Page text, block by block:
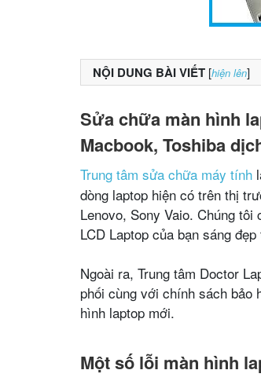
NỘI DUNG BÀI VIẾT [hiện lên]
Sửa chữa màn hình
Macbook, Toshiba
Trung tâm sửa chữa máy tính
dòng laptop hiện có trên thị
Lenovo, Sony Vaio. Chúng
LCD Laptop của bạn sáng
Ngoài ra, Trung tâm Doctor
phối cùng với chính sách bảo
hình laptop mới.
Một số lỗi màn hình